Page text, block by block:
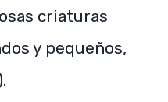
criaturas
y pequeños,